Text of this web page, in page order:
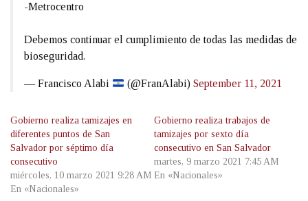
-Metrocentro
Debemos continuar el cumplimiento de todas las medidas de
bioseguridad.
— Francisco Alabi (@FranAlabi)September 11, 2021
Gobierno realiza tamizajes en
diferentes puntos de San
Salvador por séptimo día
consecutivo
miércoles, 10 marzo 2021 9:28 AM
En «Nacionales»
Gobierno realiza trabajos de
tamizajes por sexto día
consecutivo en San Salvador
martes, 9 marzo 2021 7:45 AM
En «Nacionales»